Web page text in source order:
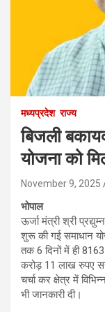
मध्यप्रदेश राज्य
बिजली
योजना को
November 9, 2025
भोपाल
ऊर्जा मंत्री श्री
शुरू की गई समाधान
तक 6 दिनों में ही
करोड़ 11 लाख रुपए
चर्चा कर क्षेत्र में
भी जानकारी दी।